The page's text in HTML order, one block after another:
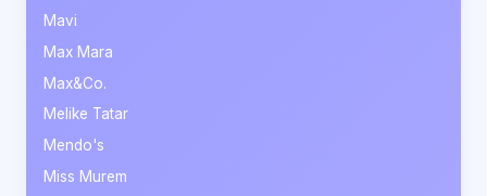
Mavi
Max Mara
Max&Co.
Melike Tatar
Mendo's
Miss Murem